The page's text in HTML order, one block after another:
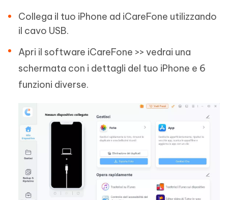
Collega il tuo iPhone ad iCareFone utilizzando
il cavo USB.
Apri il software iCareFone >> vedrai una
schermata con i dettagli del tuo iPhone e 6
funzioni diverse.